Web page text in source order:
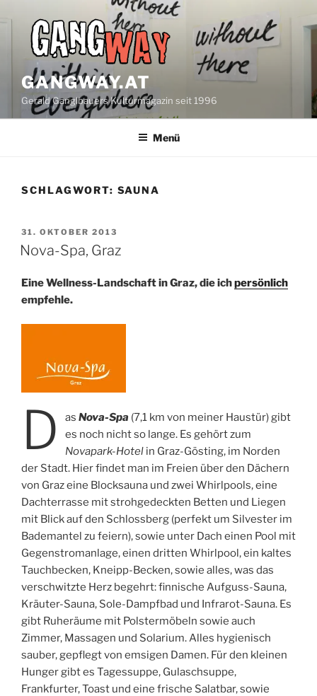
springen
GANGWAY.AT
Gerald Ganglbauers Kulturmagazin seit 1996
Menü
SCHLAGWORT: SAUNA
VERÖFFENTLICHT
AM
31. OKTOBER 2013
Nova-Spa, Graz
Eine Wellness-Landschaft in Graz, die ichpersönlich
empfehle.
D as Nova-Spa (7,1 km von meiner Haustür) gibt
es noch nicht so lange. Es gehört zum
Novapark-Hotelin Graz-Gösting, im Norden
der Stadt. Hier findet man im Freien über den Dächern
von Graz eine Blocksauna und zwei Whirlpools, eine
Dachterrasse mit strohgedeckten Betten und Liegen
mit Blick auf den Schlossberg (perfekt um Silvester im
Bademantel zu feiern), sowie unter Dach einen Pool mit
Gegenstromanlage, einen dritten Whirlpool, ein kaltes
Tauchbecken, Kneipp-Becken, sowie alles, was das
verschwitzte Herz begehrt: finnische Aufguss-Sauna,
Kräuter-Sauna, Sole-Dampfbad und Infrarot-Sauna. Es
gibt Ruheräume mit Polstermöbeln sowie auch
Zimmer, Massagen und Solarium. Alles hygienisch
sauber, gepflegt von emsigen Damen. Für den kleinen
Hunger gibt es Tagessuppe, Gulaschsuppe,
Frankfurter, Toast und eine frische Salatbar, sowie